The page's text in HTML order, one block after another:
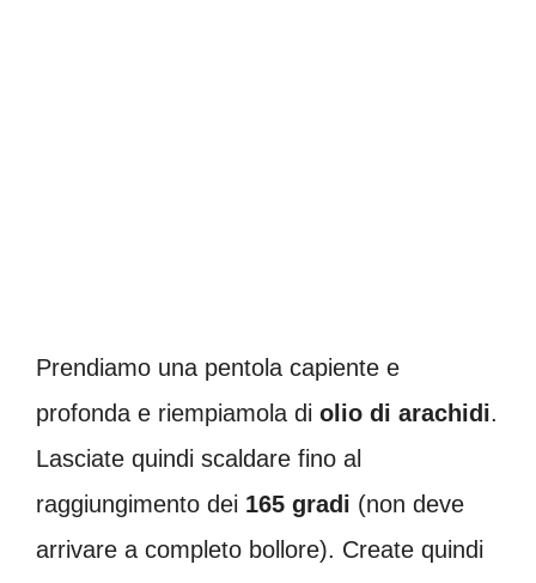
Prendiamo una pentola capiente e
profonda e riempiamola di olio di arachidi.
Lasciate quindi scaldare fino al
raggiungimento dei 165 gradi (non deve
arrivare a completo bollore). Create quindi